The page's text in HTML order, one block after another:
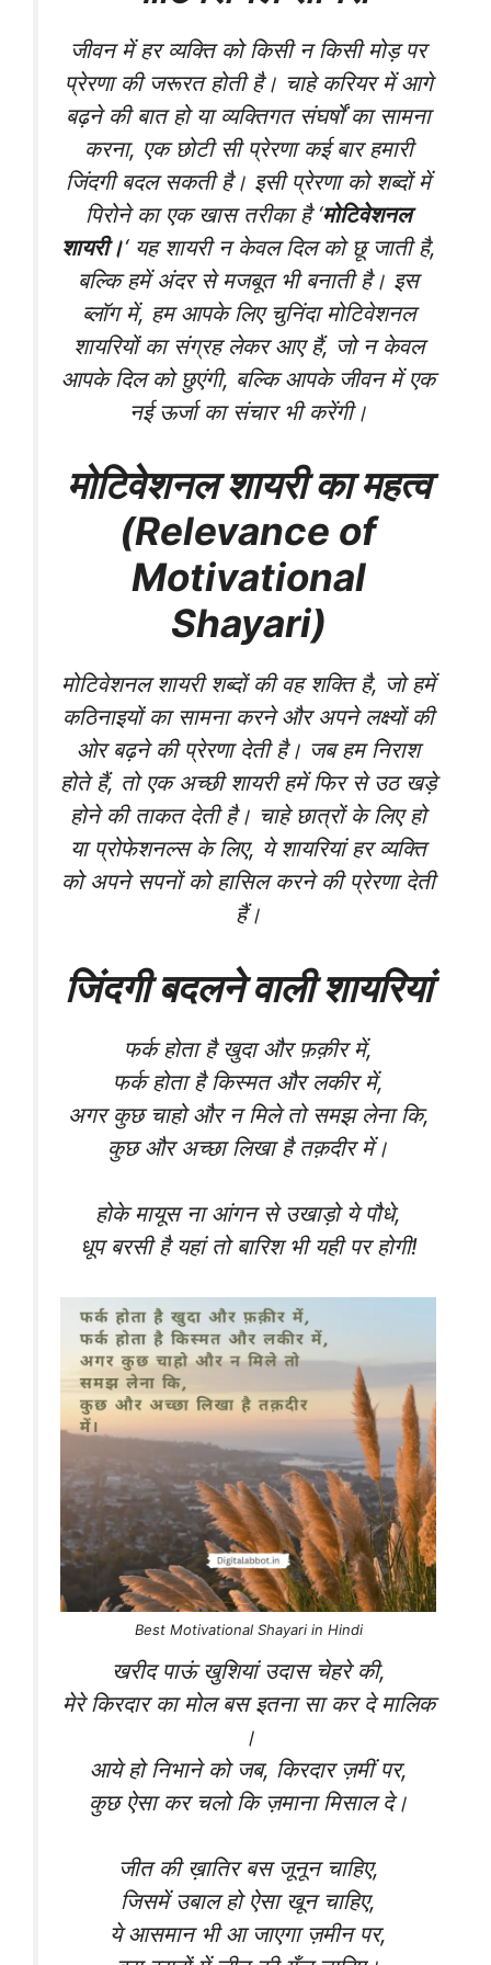
जीवन में हर व्यक्ति को किसी न किसी मोड़ पर
प्रेरणा की जरूरत होती है। चाहे करियर में आगे
बढ़ने की बात हो या व्यक्तिगत संघर्षों का सामना
करना, एक छोटी सी प्रेरणा कई बार हमारी
जिंदगी बदल सकती है। इसी प्रेरणा को शब्दों में
पिरोने का एक खास तरीका है ‘मोटिवेशनल
शायरी।‘ यह शायरी न केवल दिल को छू जाती है,
बल्कि हमें अंदर से मजबूत भी बनाती है। इस
ब्लॉग में, हम आपके लिए चुनिंदा मोटिवेशनल
शायरियों का संग्रह लेकर आए हैं, जो न केवल
आपके दिल को छुएंगी, बल्कि आपके जीवन में एक
नई ऊर्जा का संचार भी करेंगी।
मोटिवेशनल शायरी का महत्व
(Relevance of
Motivational
Shayari)
मोटिवेशनल शायरी शब्दों की वह शक्ति है, जो हमें
कठिनाइयों का सामना करने और अपने लक्ष्यों की
ओर बढ़ने की प्रेरणा देती है। जब हम निराश
होते हैं, तो एक अच्छी शायरी हमें फिर से उठ खड़े
होने की ताकत देती है। चाहे छात्रों के लिए हो
या प्रोफेशनल्स के लिए, ये शायरियां हर व्यक्ति
को अपने सपनों को हासिल करने की प्रेरणा देती
हैं।
जिंदगी बदलने वाली शायरियां
फर्क होता है खुदा और फ़क़ीर में,
फर्क होता है किस्मत और लकीर में,
अगर कुछ चाहो और न मिले तो समझ लेना कि,
कुछ और अच्छा लिखा है तक़दीर में।
होके मायूस ना आंगन से उखाड़ो ये पौधे,
धूप बरसी है यहां तो बारिश भी यही पर होगी!
Best Motivational Shayari in Hindi
खरीद पाऊं खुशियां उदास चेहरे की,
मेरे किरदार का मोल बस इतना सा कर दे मालिक
।
आये हो निभाने को जब, किरदार ज़मीं पर,
कुछ ऐसा कर चलो कि ज़माना मिसाल दे।
जीत की ख़ातिर बस जूनून चाहिए,
जिसमें उबाल हो ऐसा खून चाहिए,
ये आसमान भी आ जाएगा ज़मीन पर,